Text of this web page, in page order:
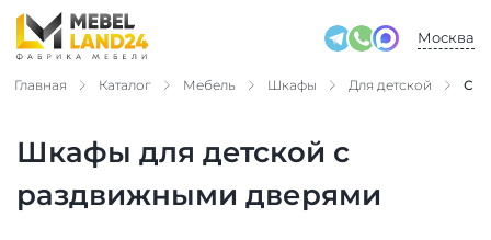
Москва
Главная Каталог Мебель Шкафы Для детской С
Шкафы для детской с
раздвижными дверями